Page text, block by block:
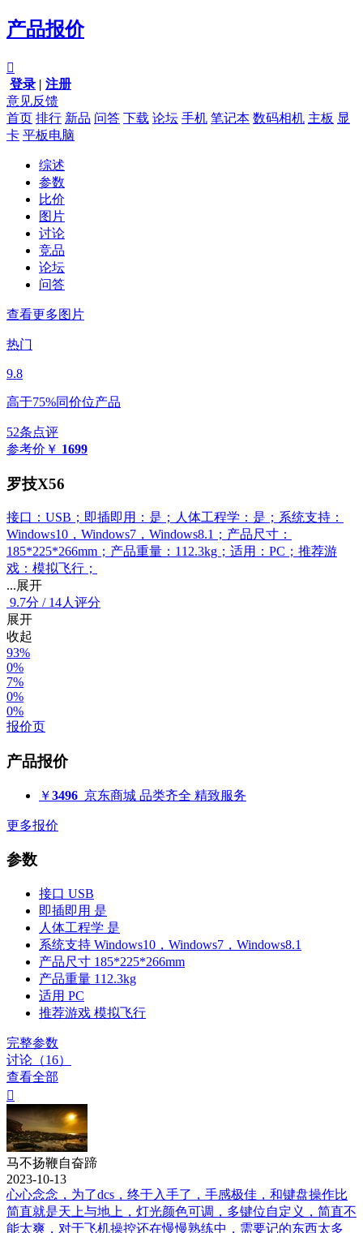
产品报价

登录 | 注册
意见反馈
首页 排行 新品 问答 下载 论坛 手机 笔记本 数码相机 主板 显
卡 平板电脑
综述
参数
比价
图片
讨论
竞品
论坛
问答
查看更多图片
热门
9.8
高于75%同价位产品
52条点评
参考价 ￥ 1699
罗技X56
接口：USB；即插即用：是；人体工程学：是；系统支持：
Windows10，Windows7，Windows8.1；产品尺寸：
185*225*266mm；产品重量：112.3kg；适用：PC；推荐游
戏：模拟飞行；
...展开
9.7分 / 14人评分
展开
收起
93%
0%
7%
0%
0%
报价页
产品报价
￥3496 京东商城 品类齐全 精致服务
更多报价
参数
接口 USB
即插即用 是
人体工程学 是
系统支持 Windows10，Windows7，Windows8.1
产品尺寸 185*225*266mm
产品重量 112.3kg
适用 PC
推荐游戏 模拟飞行
完整参数
讨论（16）
查看全部

马不扬鞭自奋蹄
2023-10-13
心心念念，为了dcs，终于入手了，手感极佳，和键盘操作比
简直就是天上与地上，灯光颜色可调，多键位自定义，简直不
能太爽，对于飞机操控还在慢慢熟练中，需要记的东西太多